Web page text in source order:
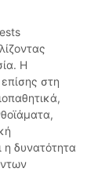
Η
στη
η δυνατότητα